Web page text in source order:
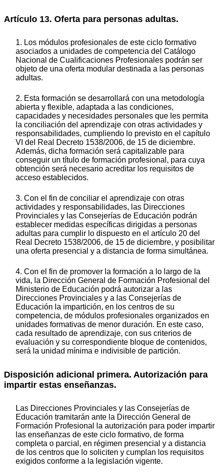
Artículo 13. Oferta para personas adultas.
1. Los módulos profesionales de este ciclo formativo
asociados a unidades de competencia del Catálogo
Nacional de Cualificaciones Profesionales podrán ser
objeto de una oferta modular destinada a las personas
adultas.
2. Esta formación se desarrollará con una metodología
abierta y flexible, adaptada a las condiciones,
capacidades y necesidades personales que les permita
la conciliación del aprendizaje con otras actividades y
responsabilidades, cumpliendo lo previsto en el capítulo
VI del Real Decreto 1538/2006, de 15 de diciembre.
Además, dicha formación será capitalizable para
conseguir un título de formación profesional, para cuya
obtención será necesario acreditar los requisitos de
acceso establecidos.
3. Con el fin de conciliar el aprendizaje con otras
actividades y responsabilidades, las Direcciones
Provinciales y las Consejerías de Educación podrán
establecer medidas específicas dirigidas a personas
adultas para cumplir lo dispuesto en el artículo 20 del
Real Decreto 1538/2006, de 15 de diciembre, y posibilitar
una oferta presencial y a distancia de forma simultánea.
4. Con el fin de promover la formación a lo largo de la
vida, la Dirección General de Formación Profesional del
Ministerio de Educación podrá autorizar a las
Direcciones Provinciales y a las Consejerías de
Educación la impartición, en los centros de su
competencia, de módulos profesionales organizados en
unidades formativas de menor duración. En este caso,
cada resultado de aprendizaje, con sus criterios de
evaluación y su correspondiente bloque de contenidos,
será la unidad mínima e indivisible de partición.
Disposición adicional primera. Autorización para
impartir estas enseñanzas.
Las Direcciones Provinciales y las Consejerías de
Educación tramitarán ante la Dirección General de
Formación Profesional la autorización para poder impartir
las enseñanzas de este ciclo formativo, de forma
completa o parcial, en régimen presencial y a distancia
de los centros que lo soliciten y cumplan los requisitos
exigidos conforme a la legislación vigente.